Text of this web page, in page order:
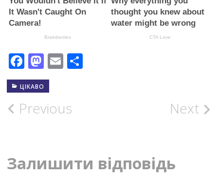
Facebook
Mastodon
EmailПоділитися
ЦІКАВО
Post
Previous Next
Залишити відповідь